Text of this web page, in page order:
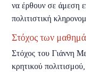
να έρθουν σε άμεση
πολιτιστική
Στόχος των
Στόχος του Γιάννη
κρητικού